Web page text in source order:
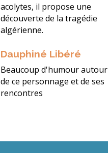
acolytes, il propose une
découverte de la tragédie
algérienne.
Dauphiné Libéré
Beaucoup d'humour autour
de ce personnage et de ses
rencontres